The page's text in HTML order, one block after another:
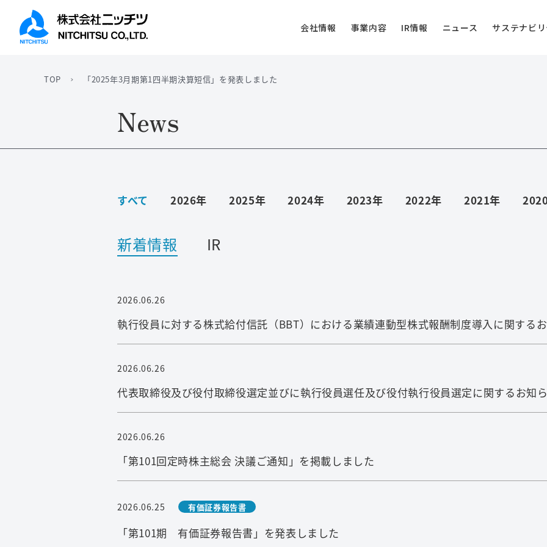
会社情報 事業内容 IR情報 ニュース サステナビリ
TOP 「2025年3月期第1四半期決算短信」を発表しました
News
すべて 2026年 2025年 2024年 2023年 2022年 2021年
新着情報 IR
2026.06.26
執行役員に対する株式給付信託（BBT）における業績連動型株式報酬制度導入に関する
2026.06.26
代表取締役及び役付取締役選定並びに執行役員選任及び役付執行役員選定に関するお知
2026.06.26
「第101回定時株主総会 決議ご通知」を掲載しました
2026.06.25 有価証券報告書
「第101期 有価証券報告書」を発表しました